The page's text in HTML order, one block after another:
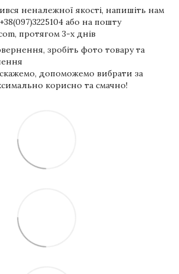
неналежної якості, напишіть нам
або на пошту
протягом 3-х днів
зробіть фото товару та
допоможемо вибрати за
корисно та смачно!